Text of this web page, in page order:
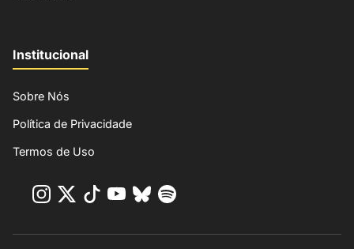
Institucional
Sobre Nós
Política de Privacidade
Termos de Uso